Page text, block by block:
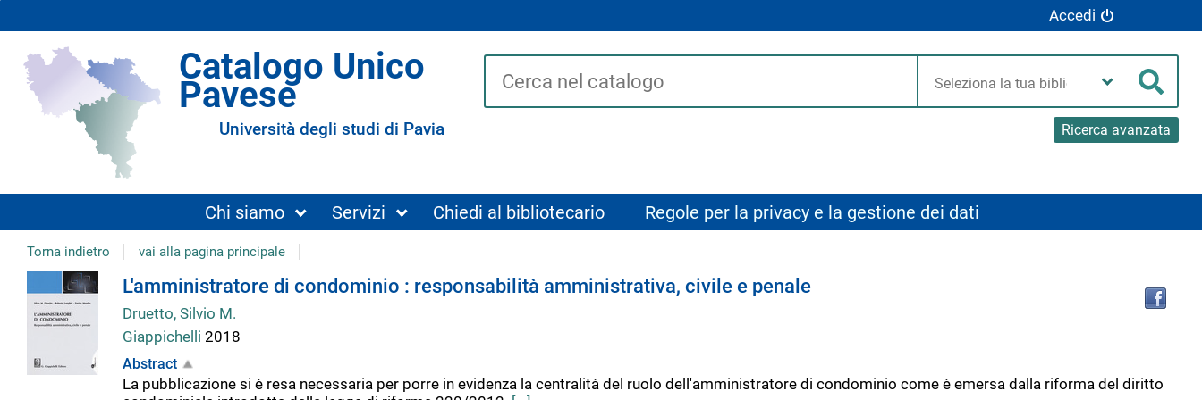
Accedi
Catalogo Unico
Pavese
Università degli studi di Pavia
Cerca su "Catalogo"
Cerca
Ricerca avanzata
Chi siamo Servizi Chiedi al bibliotecario Regole per la privacy e la gestione dei dati
Torna indietro vai alla pagina principale
Dettaglio
del
documento
L'amministratore di condominio : responsabilità amministrativa, civile e penale
Druetto, Silvio M.
Giappichelli 2018
Abstract
La pubblicazione si è resa necessaria per porre in evidenza la centralità del ruolo dell'amministratore di condominio come è emersa dalla riforma del diritto